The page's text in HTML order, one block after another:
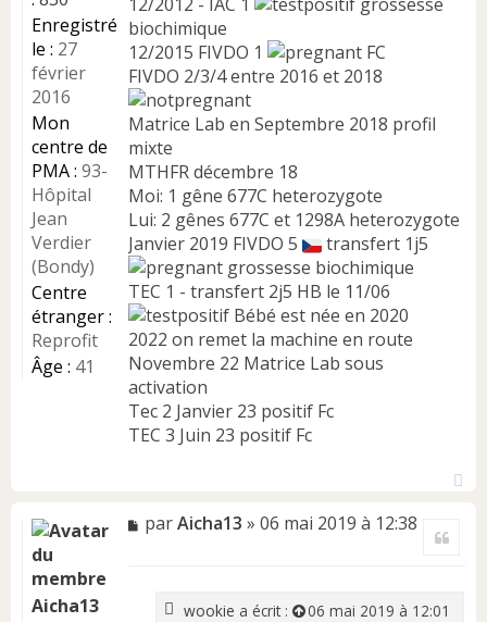
Enregistré
le : 27
février
2016
Mon
centre de
PMA : 93-
Hôpital
Jean
Verdier
(Bondy)
Centre
étranger :
Reprofit
Âge : 41
l
u
biochimique
12/2015 FIVDO 1
FC
FIVDO 2/3/4 entre 2016 et 2018
Matrice Lab en Septembre 2018 profil
mixte
MTHFR décembre 18
Moi: 1 gêne 677C heterozygote
Lui: 2 gênes 677C et 1298A heterozygote
Janvier 2019 FIVDO 5
transfert 1j5
grossesse biochimique
TEC 1 - transfert 2j5 HB le 11/06
Bébé est née en 2020
2022 on remet la machine en route
Novembre 22 Matrice Lab sous
activation
Tec 2 Janvier 23 positif Fc
TEC 3 Juin 23 positif Fc
Aicha13
M
parAicha13 » 06 mai 2019 à 12:38
wookie a écrit : 06 mai 2019 à 12:01